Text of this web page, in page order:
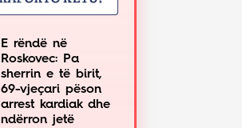
E rëndë në
Roskovec: Pa
sherrin e të birit,
69-vjeçari pëson
arrest kardiak dhe
ndërron jetë